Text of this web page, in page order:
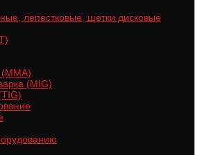
лепестковые, щетки дисковые
(MMA)
(MIG)